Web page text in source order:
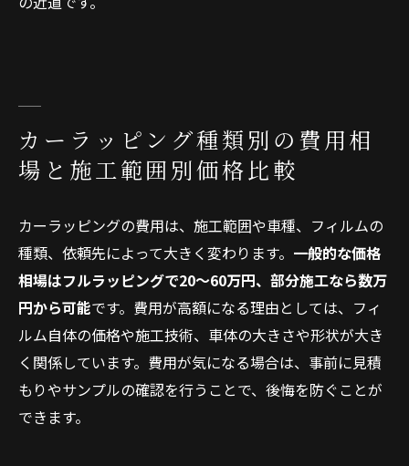
カーラッピング種類別の費用相
場と施工範囲別価格比較
カーラッピングの費用は、施工範囲や車種、フィルムの
種類、依頼先によって大きく変わります。 一般的な価格
相場はフルラッピングで20〜60万円、部分施工なら数万
円から可能です。費用が高額になる理由としては、フィ
ルム自体の価格や施工技術、車体の大きさや形状が大き
く関係しています。費用が気になる場合は、事前に見積
もりやサンプルの確認を行うことで、後悔を防ぐことが
できます。